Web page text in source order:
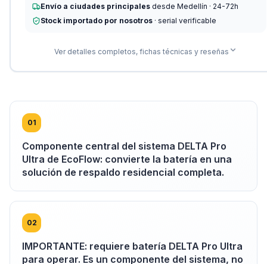
Envío a ciudades principales desde Medellín · 24-72h
Stock importado por nosotros · serial verificable
Ver detalles completos, fichas técnicas y reseñas
01
Componente central del sistema DELTA Pro
Ultra de EcoFlow: convierte la batería en una
solución de respaldo residencial completa.
02
IMPORTANTE: requiere batería DELTA Pro Ultra
para operar. Es un componente del sistema, no